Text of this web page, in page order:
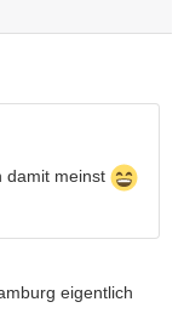
damit meinst
eigentlich